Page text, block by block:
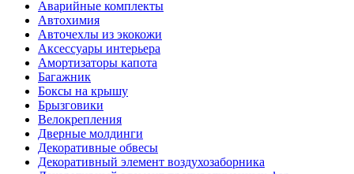
Аварийные комплекты
Автохимия
Авточехлы из экокожи
Аксессуары интерьера
Амортизаторы капота
Багажник
Боксы на крышу
Брызговики
Велокрепления
Дверные молдинги
Декоративные обвесы
Декоративный элемент воздухозаборника